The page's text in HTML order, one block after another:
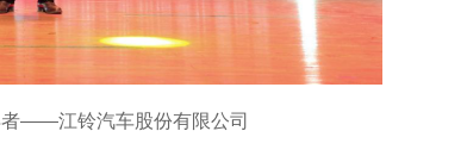
者——江铃汽车股份有限公司